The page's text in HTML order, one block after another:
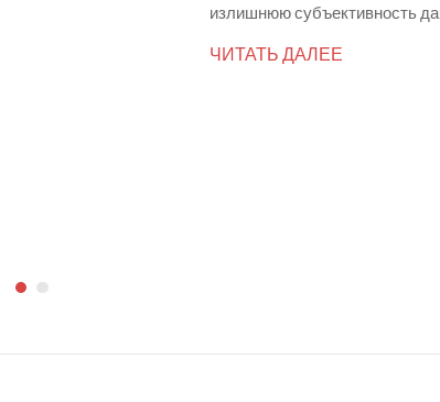
излишнюю субъективность
ЧИТАТЬ ДАЛЕЕ